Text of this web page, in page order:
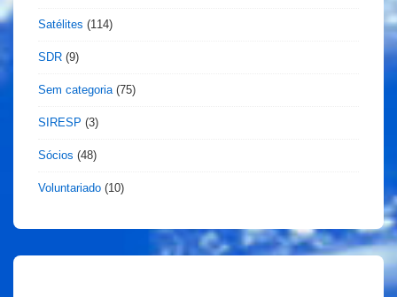
Satélites (114)
SDR (9)
Sem categoria(75)
SIRESP (3)
Sócios (48)
Voluntariado (10)